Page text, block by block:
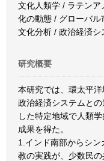
文化人類学 / ラテン
化の動態 / グローバ
文化分析 / 政治経済シ
研究概要
本研究では、環太平
政治経済システムと
した特定地域で人類
成果を得た。
1.インド南部からシ
教の実践が、少数民